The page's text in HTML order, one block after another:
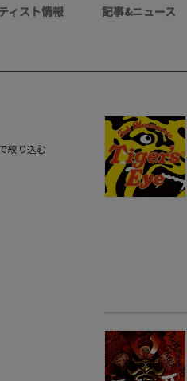
ィスト情報 記事&ニュース
絞り込む